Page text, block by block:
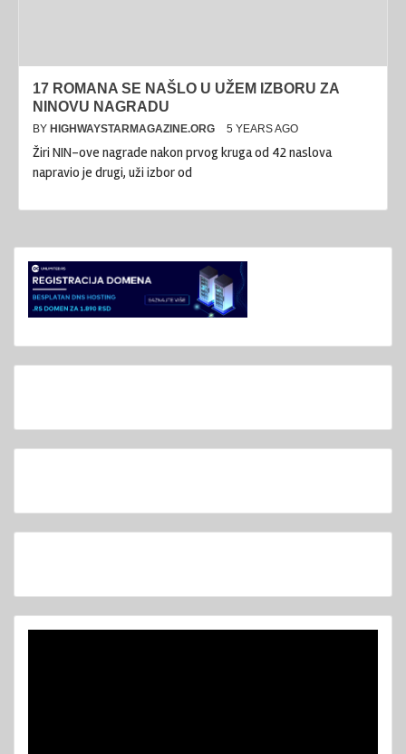
17 ROMANA SE NAŠLO U UŽEM IZBORU ZA
NINOVU NAGRADU
BY HIGHWAYSTARMAGAZINE.ORG 5 YEARS AGO
Žiri NIN-ove nagrade nakon prvog kruga od 42 naslova
napravio je drugi, uži izbor od